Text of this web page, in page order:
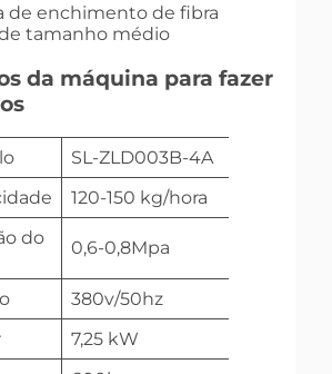
de enchimento de fibra
tamanho médio
da máquina para fazer
SL-ZLD003B-4A
120-150 kg/hora
do
0,6-0,8Mpa
380v/50hz
7,25 kW